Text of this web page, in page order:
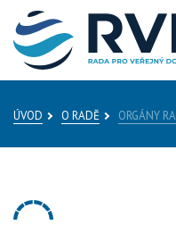
ÚVOD O RADĚ ORGÁNY